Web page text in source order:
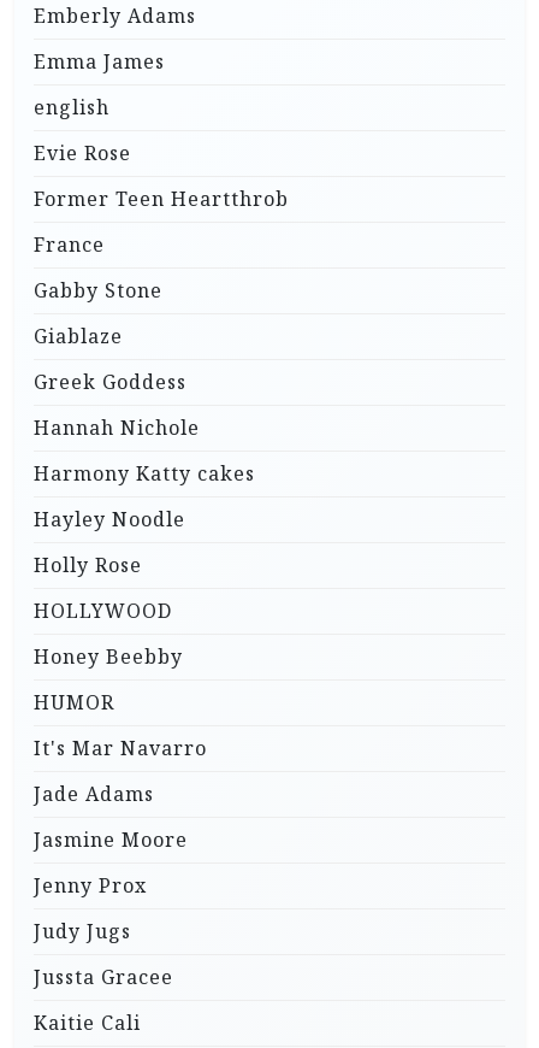
Emberly Adams
Emma James
english
Evie Rose
Former Teen Heartthrob
France
Gabby Stone
Giablaze
Greek Goddess
Hannah Nichole
Harmony Katty cakes
Hayley Noodle
Holly Rose
HOLLYWOOD
Honey Beebby
HUMOR
It's Mar Navarro
Jade Adams
Jasmine Moore
Jenny Prox
Judy Jugs
Jussta Gracee
Kaitie Cali